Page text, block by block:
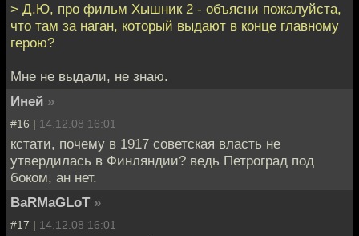
> Д.Ю, про фильм Хышник 2 - объясни пожалуйста,
что там за наган, который выдают в конце главному
герою?
Мне не выдали, не знаю.
Инeй »
#16 | 14.12.08 16:01
кстати, почему в 1917 советская власть не
утвердилась в Финляндии? ведь Петроград под
боком, ан нет.
BaRMaGLoT »
#17 | 14.12.08 16:01